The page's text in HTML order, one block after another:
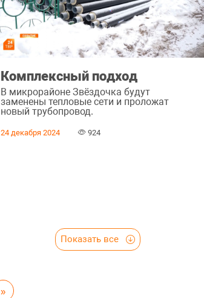
Комплексный подход
В микрорайоне Звёздочка будут
заменены тепловые сети и проложат
новый трубопровод.
24 декабря 2024 924
Показать все
»